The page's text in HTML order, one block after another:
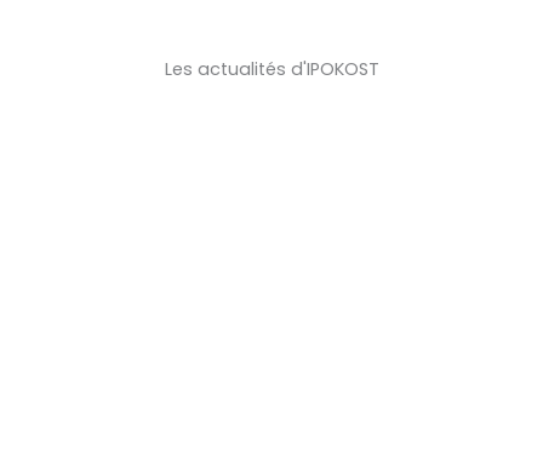
Les actualités d'IPOKOST